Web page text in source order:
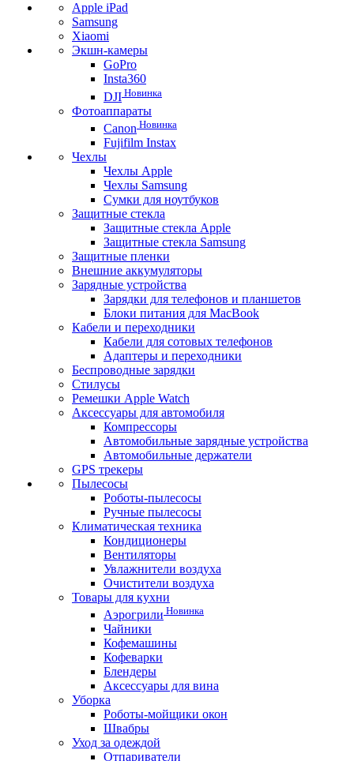
Apple iPad
Samsung
Xiaomi
Экшн-камеры
GoPro
Insta360
DJI Новинка
Фотоаппараты
Canon Новинка
Fujifilm Instax
Чехлы
Чехлы Apple
Чехлы Samsung
Сумки для ноутбуков
Защитные стекла
Защитные стекла Apple
Защитные стекла Samsung
Защитные пленки
Внешние аккумуляторы
Зарядные устройства
Зарядки для телефонов и планшетов
Блоки питания для MacBook
Кабели и переходники
Кабели для сотовых телефонов
Адаптеры и переходники
Беспроводные зарядки
Стилусы
Ремешки Apple Watch
Аксессуары для автомобиля
Компрессоры
Автомобильные зарядные устройства
Автомобильные держатели
GPS трекеры
Пылесосы
Роботы-пылесосы
Ручные пылесосы
Климатическая техника
Кондиционеры
Вентиляторы
Увлажнители воздуха
Очистители воздуха
Товары для кухни
Аэрогрили Новинка
Чайники
Кофемашины
Кофеварки
Блендеры
Аксессуары для вина
Уборка
Роботы-мойщики окон
Швабры
Уход за одеждой
Отпариватели